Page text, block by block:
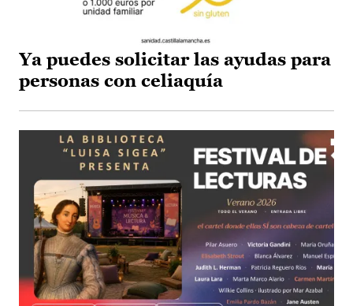
Ya puedes solicitar las ayudas para
personas con celiaquía